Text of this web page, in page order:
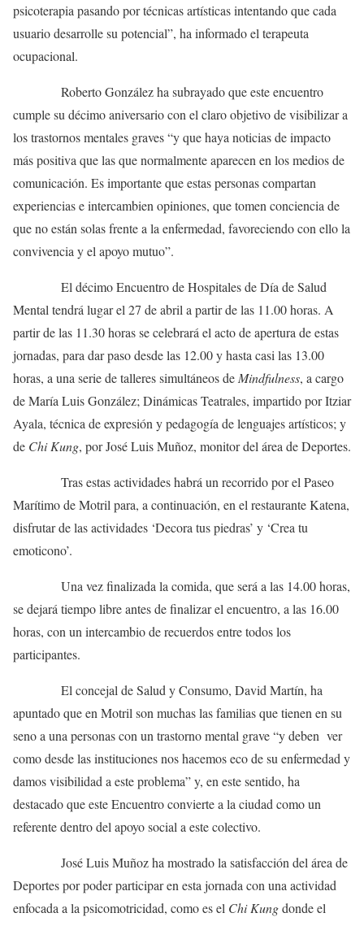
psicoterapia pasando por técnicas artísticas intentando que cada
usuario desarrolle su potencial”, ha informado el terapeuta
ocupacional.
Roberto González ha subrayado que este encuentro
cumple su décimo aniversario con el claro objetivo de visibilizar a
los trastornos mentales graves “y que haya noticias de impacto
más positiva que las que normalmente aparecen en los medios de
comunicación. Es importante que estas personas compartan
experiencias e intercambien opiniones, que tomen conciencia de
que no están solas frente a la enfermedad, favoreciendo con ello la
convivencia y el apoyo mutuo”.
El décimo Encuentro de Hospitales de Día de Salud
Mental tendrá lugar el 27 de abril a partir de las 11.00 horas. A
partir de las 11.30 horas se celebrará el acto de apertura de estas
jornadas, para dar paso desde las 12.00 y hasta casi las 13.00
horas, a una serie de talleres simultáneos de Mindfulness, a cargo
de María Luis González; Dinámicas Teatrales, impartido por Itziar
Ayala, técnica de expresión y pedagogía de lenguajes artísticos; y
de Chi Kung, por José Luis Muñoz, monitor del área de Deportes.
Tras estas actividades habrá un recorrido por el Paseo
Marítimo de Motril para, a continuación, en el restaurante Katena,
disfrutar de las actividades ‘Decora tus piedras’ y ‘Crea tu
emoticono’.
Una vez finalizada la comida, que será a las 14.00 horas,
se dejará tiempo libre antes de finalizar el encuentro, a las 16.00
horas, con un intercambio de recuerdos entre todos los
participantes.
El concejal de Salud y Consumo, David Martín, ha
apuntado que en Motril son muchas las familias que tienen en su
seno a una personas con un trastorno mental grave “y deben ver
como desde las instituciones nos hacemos eco de su enfermedad y
damos visibilidad a este problema” y, en este sentido, ha
destacado que este Encuentro convierte a la ciudad como un
referente dentro del apoyo social a este colectivo.
José Luis Muñoz ha mostrado la satisfacción del área de
Deportes por poder participar en esta jornada con una actividad
enfocada a la psicomotricidad, como es el Chi Kungdonde el